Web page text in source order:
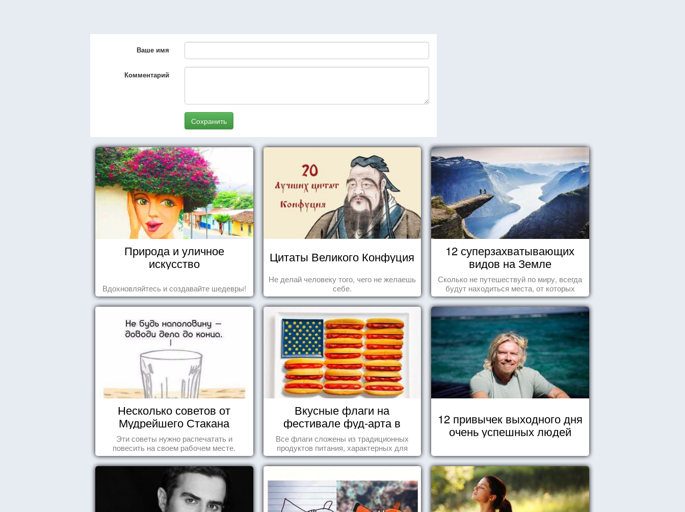
Ваше имя
Комментарий
Сохранить
Природа и уличное
искусство
Вдохновляйтесь и создавайте шедевры!
Цитаты Великого Конфуция
Не делай человеку того, чего не желаешь
себе.
12 суперзахватывающих
видов на Земле
Сколько не путешествуй по миру, всегда
будут находиться места, от которых
перехватывает дух и кружится голова...
Несколько советов от
Мудрейшего Стакана
Эти советы нужно распечатать и
повесить на своем рабочем месте.
Вкусные флаги на
фестивале фуд-арта в
Сиднее
Все флаги сложены из традиционных
продуктов питания, характерных для
этих стран.
12 привычек выходного дня
очень успешных людей